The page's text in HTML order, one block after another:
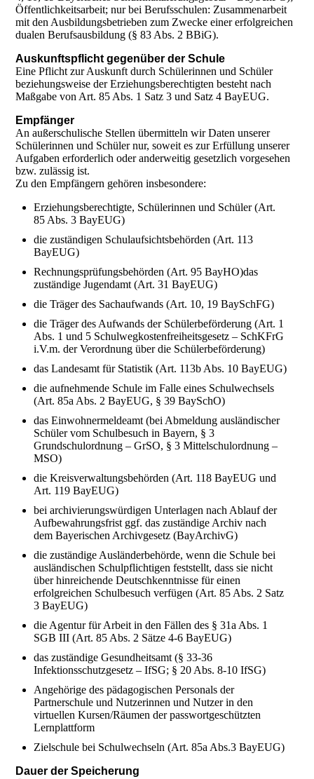
Öffentlichkeitsarbeit; nur bei Berufsschulen: Zusammenarbeit
mit den Ausbildungsbetrieben zum Zwecke einer erfolgreichen
dualen Berufsausbildung (§ 83 Abs. 2 BBiG).
Auskunftspflicht gegenüber der Schule
Eine Pflicht zur Auskunft durch Schülerinnen und Schüler
beziehungsweise der Erziehungsberechtigten besteht nach
Maßgabe von Art. 85 Abs. 1 Satz 3 und Satz 4 BayEUG.
Empfänger
An außerschulische Stellen übermitteln wir Daten unserer
Schülerinnen und Schüler nur, soweit es zur Erfüllung unserer
Aufgaben erforderlich oder anderweitig gesetzlich vorgesehen
bzw. zulässig ist.
Zu den Empfängern gehören insbesondere:
Erziehungsberechtigte, Schülerinnen und Schüler (Art.
85 Abs. 3 BayEUG)
die zuständigen Schulaufsichtsbehörden (Art. 113
BayEUG)
Rechnungsprüfungsbehörden (Art. 95 BayHO)das
zuständige Jugendamt (Art. 31 BayEUG)
die Träger des Sachaufwands (Art. 10, 19 BaySchFG)
die Träger des Aufwands der Schülerbeförderung (Art. 1
Abs. 1 und 5 Schulwegkostenfreiheitsgesetz – SchKFrG
i.V.m. der Verordnung über die Schülerbeförderung)
das Landesamt für Statistik (Art. 113b Abs. 10 BayEUG)
die aufnehmende Schule im Falle eines Schulwechsels
(Art. 85a Abs. 2 BayEUG, § 39 BaySchO)
das Einwohnermeldeamt (bei Abmeldung ausländischer
Schüler vom Schulbesuch in Bayern, § 3
Grundschulordnung – GrSO, § 3 Mittelschulordnung –
MSO)
die Kreisverwaltungsbehörden (Art. 118 BayEUG und
Art. 119 BayEUG)
bei archivierungswürdigen Unterlagen nach Ablauf der
Aufbewahrungsfrist ggf. das zuständige Archiv nach
dem Bayerischen Archivgesetz (BayArchivG)
die zuständige Ausländerbehörde, wenn die Schule bei
ausländischen Schulpflichtigen feststellt, dass sie nicht
über hinreichende Deutschkenntnisse für einen
erfolgreichen Schulbesuch verfügen (Art. 85 Abs. 2 Satz
3 BayEUG)
die Agentur für Arbeit in den Fällen des § 31a Abs. 1
SGB III (Art. 85 Abs. 2 Sätze 4-6 BayEUG)
das zuständige Gesundheitsamt (§ 33-36
Infektionsschutzgesetz – IfSG; § 20 Abs. 8-10 IfSG)
Angehörige des pädagogischen Personals der
Partnerschule und Nutzerinnen und Nutzer in den
virtuellen Kursen/Räumen der passwortgeschützten
Lernplattform
Zielschule bei Schulwechseln (Art. 85a Abs.3 BayEUG)
Dauer der Speicherung